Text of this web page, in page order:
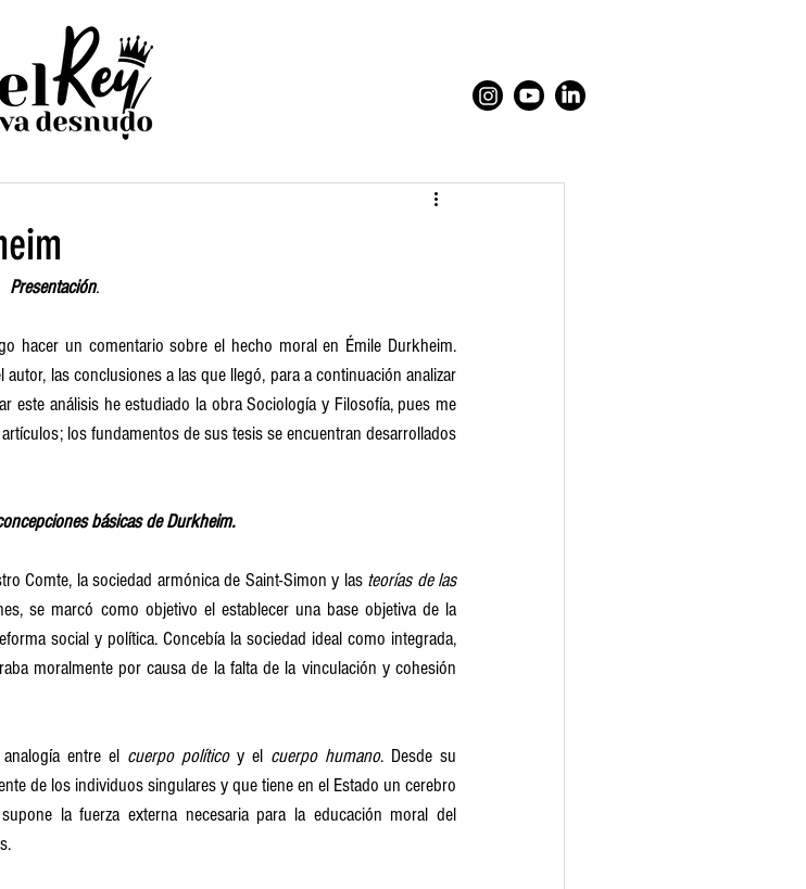
Presentación.
hacer un comentario sobre el hecho moral en Émile Durkheim.
las conclusiones a las que llegó, para a continuación analizar
este análisis he estudiado la obra Sociología y Filosofía, pues me
los fundamentos de sus tesis se encuentran desarrollados
básicas de Durkheim.
Comte, la sociedad armónica de Saint-Simon y las teorías de las
se marcó como objetivo el establecer una base objetiva de la
social y política. Concebía la sociedad ideal como integrada,
moralmente por causa de la falta de la vinculación y cohesión
entre el cuerpo político y el cuerpo humano. Desde su
de los individuos singulares y que tiene en el Estado un cerebro
la fuerza externa necesaria para la educación moral del